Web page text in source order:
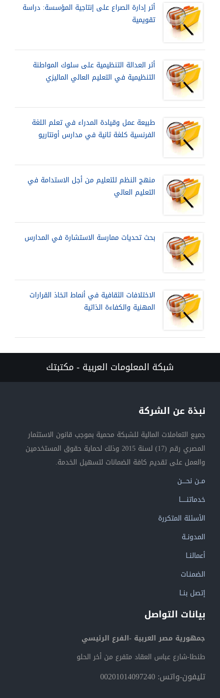
أثر إدارة الصراع على إنتاجية المؤسسة: دراسة
تقويمية
أثر العدالة التنظيمية على سلوك المواطنة
التنظيمية في التعليم العالي الماليزي
طبيعة عمل وقيادة المدراء في تعلم اللغة
الفرنسية كلغة ثانية في مدارس أونتاريو
منهج النظم للتعليم من أجل الاستدامة في
التعليم العالي
بحث تحديات ممارسة الاستشارة في المدارس
الاختلافات الثقافية في أنماط اتخاذ القرارات
المهنية والكفاءة الذاتية
شبكة المعلومات العربية - مكتبتك
نبذة عن الشركة
جميع التعاملات المالية للشبكة محمية بموجب قانون الاستثمار
المصري رقم (17) لسنة 2015 وذلك لحماية حقوق المستخدمين
والعمل على تقديم كافة الضمانات لتسهيل الخدمة.
مــن نحــــن
خدماتنــــــا
الأسئلة المتكررة
المدونــة
أعمالنــا
الضمنـات
إتصل بنــا
بيانات التواصل
جمهورية مصر العربية -الفرع الرئيسي
طنطا-شارع عباس العقاد متفرع من أخر الحلو
تليفون-واتس: 00201014097240